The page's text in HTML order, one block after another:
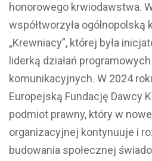
honorowego krwiodawstwa.
współtworzyła ogólnopolską
„Krewniacy”, której była
liderką działań
komunikacyjnych. W 2024
Europejską Fundację Dawcy
podmiot prawny, który w
organizacyjnej kontynuuje i
budowania społecznej